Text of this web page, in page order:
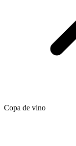
Copa de vino